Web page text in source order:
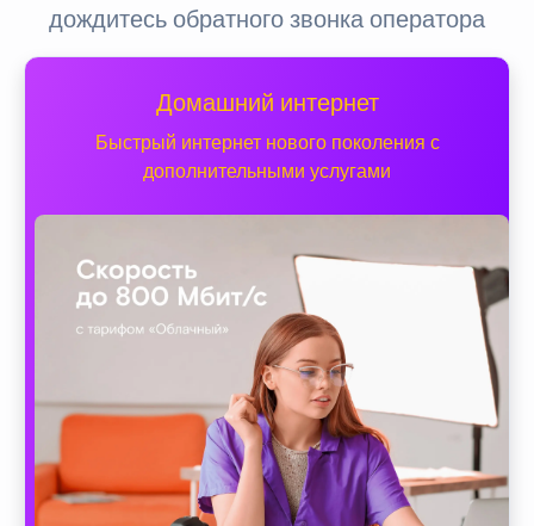
дождитесь обратного звонка оператора
Домашний интернет
Быстрый интернет нового поколения с
дополнительными услугами